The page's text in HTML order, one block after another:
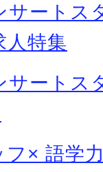
サートス
人特集
サートス
フ× 語学